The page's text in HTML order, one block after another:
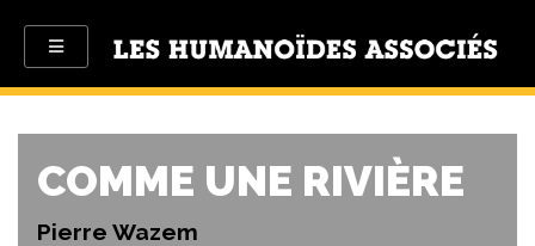
COMME UNE RIVIÈRE
Pierre Wazem